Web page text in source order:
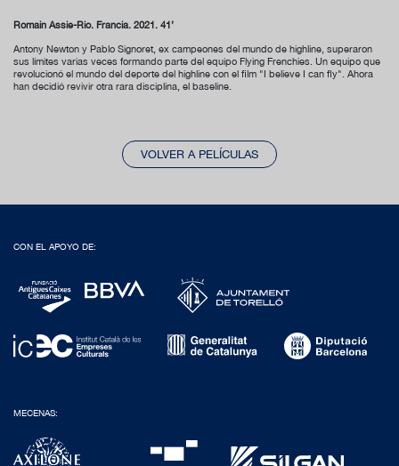
Romain Assie-Rio. Francia. 2021. 41’
Antony Newton y Pablo Signoret, ex campeones del mundo de highline, superaron
sus límites varias veces formando parte del equipo Flying Frenchies. Un equipo que
revolucionó el mundo del deporte del highline con el film "I believe I can fly". Ahora
han decidió revivir otra rara disciplina, el baseline.
VOLVER A PELÍCULAS
CON EL APOYO DE:
MECENAS: